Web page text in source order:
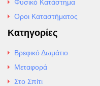
Φυσικό Κατάστημα
Οροι Καταστήματος
Κατηγορίες
Βρεφικό Δωμάτιο
Μεταφορά
Στο Σπίτι